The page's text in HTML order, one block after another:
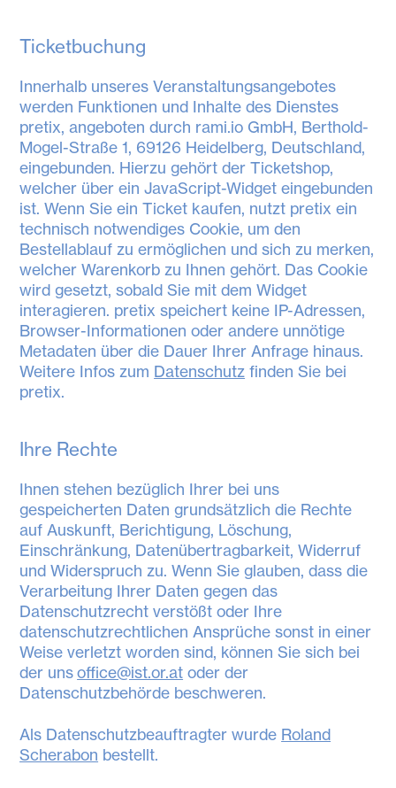
Ticketbuchung
Innerhalb unseres Veranstaltungsangebotes
werden Funktionen und Inhalte des Dienstes
pretix, angeboten durch rami.io GmbH, Berthold-
Mogel-Straße 1, 69126 Heidelberg, Deutschland,
eingebunden. Hierzu gehört der Ticketshop,
welcher über ein JavaScript-Widget eingebunden
ist. Wenn Sie ein Ticket kaufen, nutzt pretix ein
technisch notwendiges Cookie, um den
Bestellablauf zu ermöglichen und sich zu merken,
welcher Warenkorb zu Ihnen gehört. Das Cookie
wird gesetzt, sobald Sie mit dem Widget
interagieren. pretix speichert keine IP-Adressen,
Browser-Informationen oder andere unnötige
Metadaten über die Dauer Ihrer Anfrage hinaus.
Weitere Infos zum Datenschutz finden Sie bei
pretix.
Ihre Rechte
Ihnen stehen bezüglich Ihrer bei uns
gespeicherten Daten grundsätzlich die Rechte
auf Auskunft, Berichtigung, Löschung,
Einschränkung, Datenübertragbarkeit, Widerruf
und Widerspruch zu. Wenn Sie glauben, dass die
Verarbeitung Ihrer Daten gegen das
Datenschutzrecht verstößt oder Ihre
datenschutzrechtlichen Ansprüche sonst in einer
Weise verletzt worden sind, können Sie sich bei
der unsoffice@ist.or.at oder der
Datenschutzbehörde beschweren.
Als Datenschutzbeauftragter wurde Roland
Scherabon bestellt.